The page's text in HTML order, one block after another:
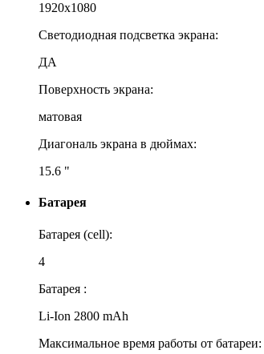
1920x1080
Светодиодная подсветка экрана:
ДА
Поверхность экрана:
матовая
Диагональ экрана в дюймах:
15.6 "
Батарея
Батарея (cell):
4
Батарея :
Li-Ion 2800 mAh
Максимальное время работы от батареи: